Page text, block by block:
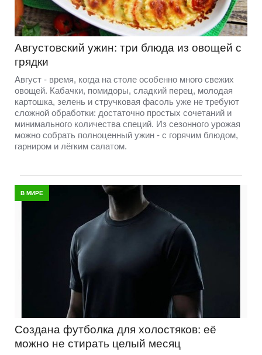
Августовский ужин: три блюда из овощей с
грядки
Август - время, когда на столе особенно много свежих
овощей. Кабачки, помидоры, сладкий перец, молодая
картошка, зелень и стручковая фасоль уже не требуют
сложной обработки: достаточно простых сочетаний и
минимального количества специй. Из сезонного урожая
можно собрать полноценный ужин - с горячим блюдом,
гарниром и лёгким салатом.
В МИРЕ
Создана футболка для холостяков: её
можно не стирать целый месяц